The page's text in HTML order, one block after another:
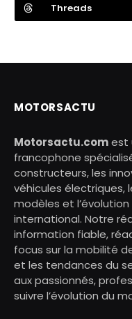
Threads
MOTORSACTU
Motorsactu.comest
francophone
constructeurs, les
véhicules électriques,
modèles et
international. Notre
information fiable,
focus sur la mobilité
et les tendances du
aux passionnés,
suivre l’évolution du